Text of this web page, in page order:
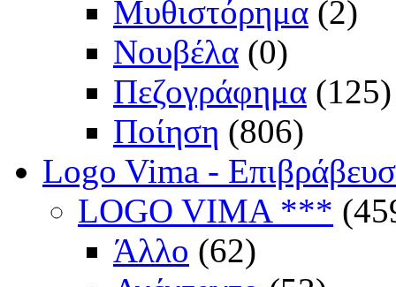
Μυθιστόρημα (2)
Νουβέλα (0)
Πεζογράφημα (125)
Ποίηση (806)
Logo Vima -
LOGO VIMA ***
Άλλο (62)